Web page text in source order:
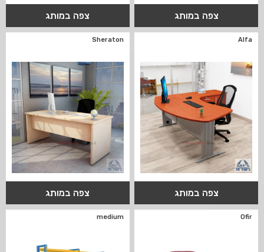
צפה במותג צפה במותג
Alfa
צפה במותג
Sheraton
צפה במותג
Ofir
medium